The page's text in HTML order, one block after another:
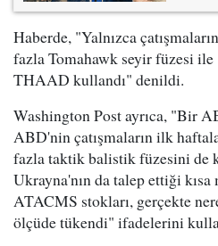
Haberde, "Yalnızca
fazla Tomahawk seyir füzesi
THAAD kullandı" denildi.
Washington Post ayrıca, "Bir
ABD'nin çatışmaların ilk
fazla taktik balistik füzesini de
Ukrayna'nın da talep ettiği
ATACMS stokları, gerçekte
ölçüde tükendi" ifadelerini